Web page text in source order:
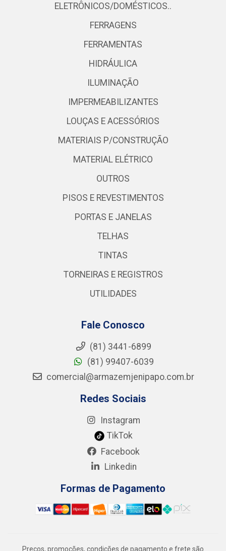
ELETRÔNICOS/DOMÉSTICOS..
FERRAGENS
FERRAMENTAS
HIDRÁULICA
ILUMINAÇÃO
IMPERMEABILIZANTES
LOUÇAS E ACESSÓRIOS
MATERIAIS P/CONSTRUÇÃO
MATERIAL ELÉTRICO
OUTROS
PISOS E REVESTIMENTOS
PORTAS E JANELAS
TELHAS
TINTAS
TORNEIRAS E REGISTROS
UTILIDADES
Fale Conosco
(81) 3441-6899
(81) 99407-6039
comercial@armazemjenipapo.com.br
Redes Sociais
Instagram
TikTok
Facebook
Linkedin
Formas de Pagamento
Preços, promoções, condições de pagamento e frete são